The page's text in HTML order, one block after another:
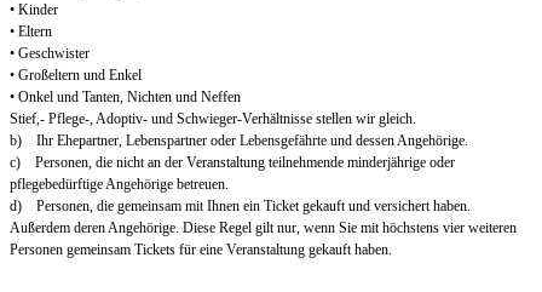
• Kinder
• Eltern
• Geschwister
• Großeltern und Enkel
• Onkel und Tanten, Nichten und Neffen
Stief,- Pflege-, Adoptiv- und Schwieger-Verhältnisse stellen wir gleich.
b) Ihr Ehepartner, Lebenspartner oder Lebensgefährte und dessen Angehörige.
c) Personen, die nicht an der Veranstaltung teilnehmende minderjährige oder
pflegebedürftige Angehörige betreuen.
d) Personen, die gemeinsam mit Ihnen ein Ticket gekauft und versichert haben.
Außerdem deren Angehörige. Diese Regel gilt nur, wenn Sie mit höchstens vier weiteren
Personen gemeinsam Tickets für eine Veranstaltung gekauft haben.